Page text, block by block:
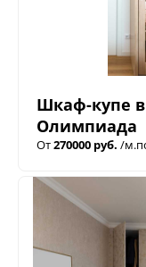
Шкаф-купе
Олимпиада
От270000 руб. /